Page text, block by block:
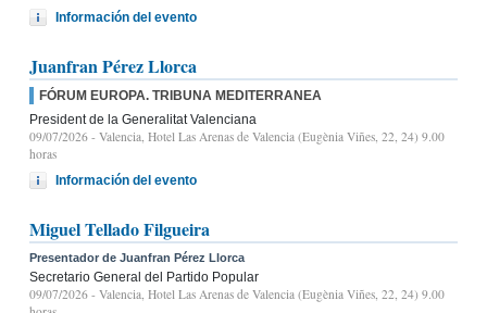
Información del evento
Juanfran Pérez Llorca
FÓRUM EUROPA. TRIBUNA MEDITERRANEA
President de la Generalitat Valenciana
09/07/2026 - Valencia, Hotel Las Arenas de Valencia (Eugènia Viñes, 22, 24) 9.00
horas
Información del evento
Miguel Tellado Filgueira
Presentador de Juanfran Pérez Llorca
Secretario General del Partido Popular
09/07/2026 - Valencia, Hotel Las Arenas de Valencia (Eugènia Viñes, 22, 24) 9.00